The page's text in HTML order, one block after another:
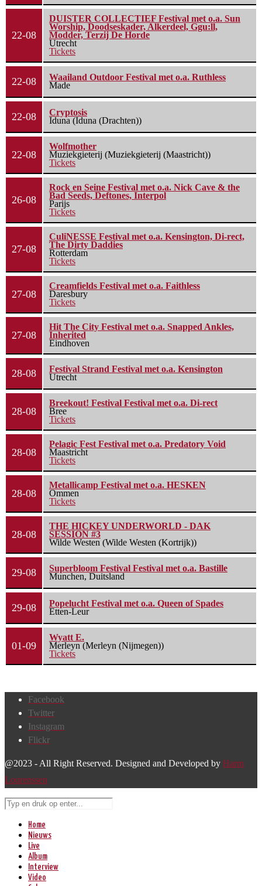
22-08
DUISTER COLLECTIEF Festival met o.a. Sun
Worship, Doodseskader, Alkerdeel, Ggu:ll,
Modder, Terzij De Horde
Utrecht
Tickets
22-08
Waailand Outdoor Festival met o.a. Ruthless
Made
22-08
Cryptosis
Iduna (Iduna (Drachten))
22-08
Wolfmother
Muziekgieterij (Muziekgieterij (Maastricht))
Tickets
26-08
Rock en Seine Festival met o.a. Nick Cave & the
Bad Seeds, Deftones, Interpol
Parijs
Tickets
27-08
CuliNESSE Festival met o.a. Kensington, Di-rect,
The Dirty Daddies
Rotterdam
Tickets
27-08
Creamfields Festival met o.a. Faithless
Daresbury
Tickets
27-08
Hit The City Festival met o.a. Snapped Ankles,
Inherited
Eindhoven
28-08
Festival Strand Festival met o.a. Kensington
Utrecht
28-08
Breekout! Festival Festival met o.a. Di-rect
Bree
Tickets
28-08
Pelagic Fest Festival met o.a. Predatory Void
Maastricht
Tickets
28-08
Metallicamp Festival met o.a. HESKEN
Ommen
Tickets
28-08
THE HICKEY UNDERWORLD - DAK
SESSION #3
Wilde Westen (Wilde Westen (Kortrijk))
29-08
Superbloom Festival Festival met o.a. Bastille
Munchen, Duitsland
29-08
Popelucht Festival met o.a. Queen of Spades
Etten-Leur
01-09
Wyatt E.
Merleyn (Merleyn (Nijmegen))
Tickets
Facebook
Twitter
Instagram
Flickr
@2023 - All Right Reserved. Designed and Developed by Harm
Lourenssen
Home
Nieuws
Live
Album
Interview
Video